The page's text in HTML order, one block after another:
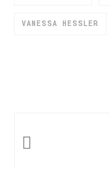
VANESSA HESSLER